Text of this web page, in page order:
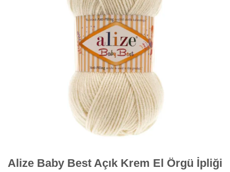
Alize Baby Best Açık Krem El Örgü İpliği